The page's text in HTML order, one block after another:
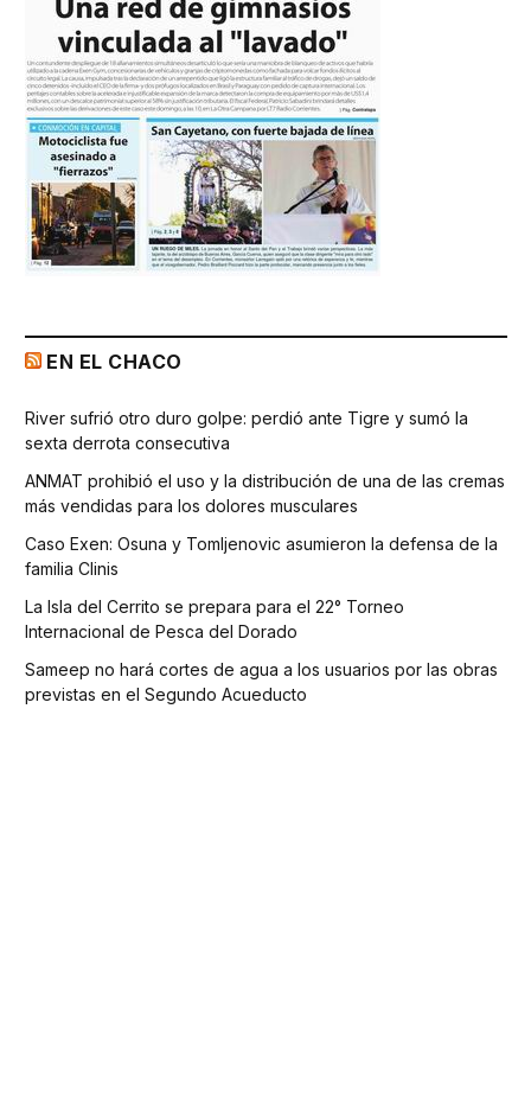
EN EL CHACO
River sufrió otro duro golpe: perdió ante Tigre y sumó la
sexta derrota consecutiva
ANMAT prohibió el uso y la distribución de una de las cremas
más vendidas para los dolores musculares
Caso Exen: Osuna y Tomljenovic asumieron la defensa de la
familia Clinis
La Isla del Cerrito se prepara para el 22° Torneo
Internacional de Pesca del Dorado
Sameep no hará cortes de agua a los usuarios por las obras
previstas en el Segundo Acueducto